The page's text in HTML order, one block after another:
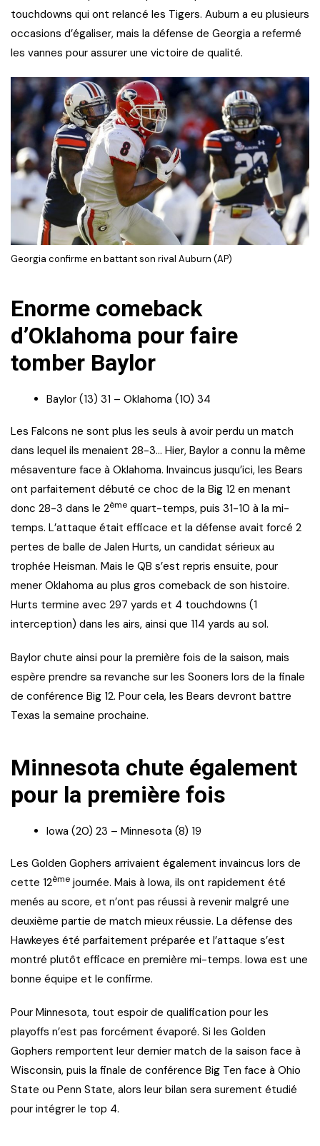
touchdowns qui ont relancé les Tigers. Auburn a eu plusieurs
occasions d’égaliser, mais la défense de Georgia a refermé
les vannes pour assurer une victoire de qualité.
Georgia confirme en battant son rival Auburn (AP)
Enorme comeback
d’Oklahoma pour faire
tomber Baylor
Baylor (13) 31 – Oklahoma (10) 34
Les Falcons ne sont plus les seuls à avoir perdu un match
dans lequel ils menaient 28-3… Hier, Baylor a connu la même
mésaventure face à Oklahoma. Invaincus jusqu’ici, les Bears
ont parfaitement débuté ce choc de la Big 12 en menant
donc 28-3 dans le 2ème quart-temps, puis 31-10 à la mi-
temps. L’attaque était efficace et la défense avait forcé 2
pertes de balle de Jalen Hurts, un candidat sérieux au
trophée Heisman. Mais le QB s’est repris ensuite, pour
mener Oklahoma au plus gros comeback de son histoire.
Hurts termine avec 297 yards et 4 touchdowns (1
interception) dans les airs, ainsi que 114 yards au sol.
Baylor chute ainsi pour la première fois de la saison, mais
espère prendre sa revanche sur les Sooners lors de la finale
de conférence Big 12. Pour cela, les Bears devront battre
Texas la semaine prochaine.
Minnesota chute également
pour la première fois
Iowa (20) 23 – Minnesota (8) 19
Les Golden Gophers arrivaient également invaincus lors de
cette 12ème journée. Mais à Iowa, ils ont rapidement été
menés au score, et n’ont pas réussi à revenir malgré une
deuxième partie de match mieux réussie. La défense des
Hawkeyes été parfaitement préparée et l’attaque s’est
montré plutôt efficace en première mi-temps. Iowa est une
bonne équipe et le confirme.
Pour Minnesota, tout espoir de qualification pour les
playoffs n’est pas forcément évaporé. Si les Golden
Gophers remportent leur dernier match de la saison face à
Wisconsin, puis la finale de conférence Big Ten face à Ohio
State ou Penn State, alors leur bilan sera surement étudié
pour intégrer le top 4.